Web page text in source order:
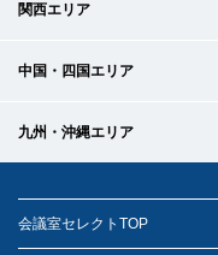
関西エリア
中国・四国エリア
九州・沖縄エリア
会議室セレクトTOP